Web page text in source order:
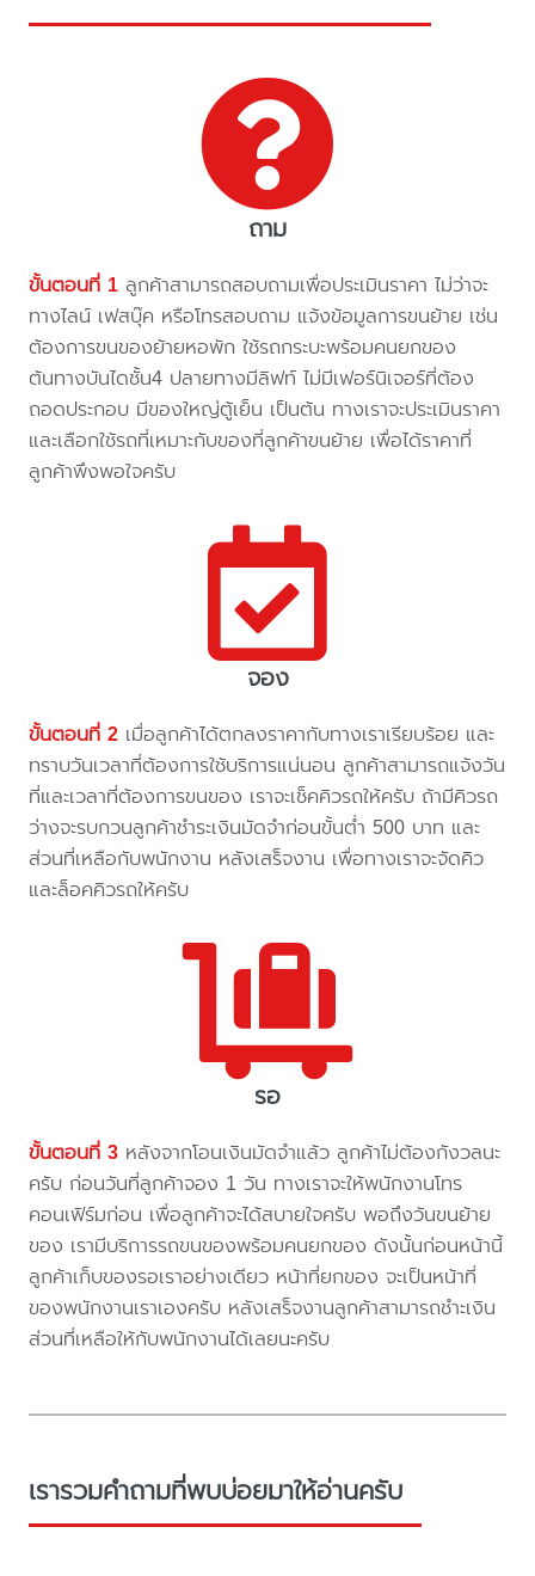
ถาม
ขั้นตอนที่ 1 ลูกค้าสามารถสอบถามเพื่อประเมินราคา ไม่ว่าจะ
ทางไลน์ เฟสบุ๊ค หรือโทรสอบถาม แจ้งข้อมูลการขนย้าย เช่น
ต้องการขนของย้ายหอพัก ใช้รถกระบะพร้อมคนยกของ
ต้นทางบันไดชั้น4 ปลายทางมีลิฟท์ ไม่มีเฟอร์นิเจอร์ที่ต้อง
ถอดประกอบ มีของใหญ่ตู้เย็น เป็นต้น ทางเราจะประเมินราคา
และเลือกใช้รถที่เหมาะกับของที่ลูกค้าขนย้าย เพื่อได้ราคาที่
ลูกค้าพึงพอใจครับ
จอง
ขั้นตอนที่ 2 เมื่อลูกค้าได้ตกลงราคากับทางเราเรียบร้อย และ
ทราบวันเวลาที่ต้องการใช้บริการแน่นอน ลูกค้าสามารถแจ้งวัน
ที่และเวลาที่ต้องการขนของ เราจะเช็คคิวรถให้ครับ ถ้ามีคิวรถ
ว่างจะรบกวนลูกค้าชำระเงินมัดจำก่อนขั้นต่ำ 500 บาท และ
ส่วนที่เหลือกับพนักงาน หลังเสร็จงาน เพื่อทางเราจะจัดคิว
และล็อคคิวรถให้ครับ
รอ
ขั้นตอนที่ 3 หลังจากโอนเงินมัดจำแล้ว ลูกค้าไม่ต้องกังวลนะ
ครับ ก่อนวันที่ลูกค้าจอง 1 วัน ทางเราจะให้พนักงานโทร
คอนเฟิร์มก่อน เพื่อลูกค้าจะได้สบายใจครับ พอถึงวันขนย้าย
ของ เรามีบริการรถขนของพร้อมคนยกของ ดังนั้นก่อนหน้านี้
ลูกค้าเก็บของรอเราอย่างเดียว หน้าที่ยกของ จะเป็นหน้าที่
ของพนักงานเราเองครับ หลังเสร็จงานลูกค้าสามารถชำะเงิน
ส่วนที่เหลือให้กับพนักงานได้เลยนะครับ
เรารวมคำถามที่พบบ่อยมาให้อ่านครับ